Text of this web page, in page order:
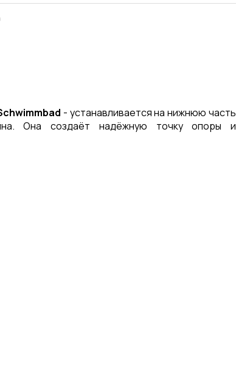
- устанавливается на нижнюю часть
Она создаёт надёжную точку опоры и